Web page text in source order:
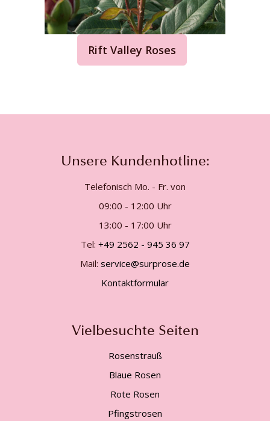
Rift Valley Roses
Unsere Kundenhotline:
Telefonisch Mo. - Fr. von
09:00 - 12:00 Uhr
13:00 - 17:00 Uhr
Tel: +49 2562 - 945 36 97
Mail: service@surprose.de
Kontaktformular
Vielbesuchte Seiten
Rosenstrauß
Blaue Rosen
Rote Rosen
Pfingstrosen